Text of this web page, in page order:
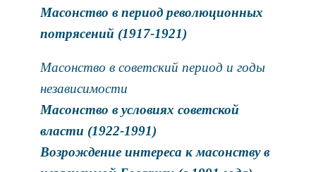
Масонство в период революционных
потрясений (1917-1921)
Масонство в советский период и годы
независимости
Масонство в условиях советской
власти (1922-1991)
Возрождение интереса к масонству в